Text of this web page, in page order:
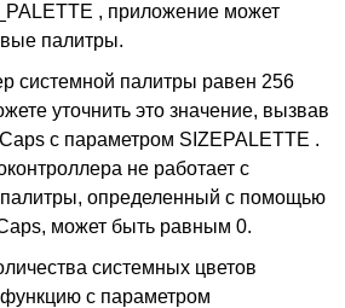
, приложение может
палитры.
системной палитры равен 256
уточнить это значение, вызвав
с параметром SIZEPALETTE .
не работает с
определенный с помощью
может быть равным 0.
системных цветов
функцию с параметром